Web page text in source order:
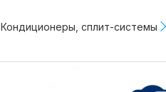
Кондиционеры, сплит-системы